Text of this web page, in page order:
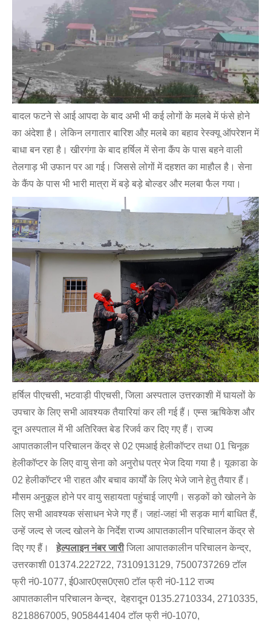
बादल फटने से आई आपदा के बाद अभी भी कई लोगों के मलबे में फंसे होने
का अंदेशा है। लेकिन लगातार बारिश औऱ मलबे का बहाव रेस्क्यू ऑपरेशन में
बाधा बन रहा है। खीरगंगा के बाद हर्षिल में सेना कैंप के पास बहने वाली
तेलगाड़ भी उफान पर आ गई। जिससे लोगों में दहशत का माहौल है। सेना
के कैंप के पास भी भारी मात्रा में बड़े बड़े बोल्डर और मलबा फैल गया।
हर्षिल पीएचसी, भटवाड़ी पीएचसी, जिला अस्पताल उत्तरकाशी में घायलों के
उपचार के लिए सभी आवश्यक तैयारियां कर ली गई हैं। एम्स ऋषिकेश और
दून अस्पताल में भी अतिरिक्त बेड रिजर्व कर दिए गए हैं। राज्य
आपातकालीन परिचालन केंद्र से 02 एमआई हेलीकॉप्टर तथा 01 चिनूक
हेलीकॉप्टर के लिए वायु सेना को अनुरोध पत्र भेज दिया गया है। यूकाडा के
02 हेलीकॉप्टर भी राहत और बचाव कार्यों के लिए भेजे जाने हेतु तैयार हैं।
मौसम अनुकूल होने पर वायु सहायता पहुंचाई जाएगी। सड़कों को खोलने के
लिए सभी आवश्यक संसाधन भेजे गए हैं। जहां-जहां भी सड़क मार्ग बाधित हैं,
उन्हें जल्द से जल्द खोलने के निर्देश राज्य आपातकालीन परिचालन केंद्र से
दिए गए हैं।हेल्पलाइन नंबर जारीजिला आपातकालीन परिचालन केन्द्र,
उत्तरकाशी 01374.222722, 7310913129, 7500737269 टॉल
फ्री नं0-1077, ई0आर0एस0एस0 टॉल फ्री नं0-112 राज्य
आपातकालीन परिचालन केन्द्र, देहरादून 0135.2710334, 2710335,
8218867005, 9058441404 टॉल फ्री नं0-1070,